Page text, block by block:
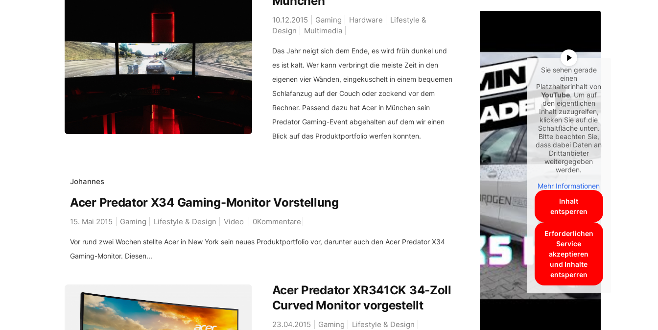
10.12.2015 Gaming Hardware
Lifestyle &
Design
Multimedia
Das Jahr neigt sich dem Ende, es wird früh dunkel und
es ist kalt. Wer kann verbringt die meiste Zeit in den
eigenen vier Wänden, eingekuschelt in einem bequemen
Schlafanzug auf der Couch oder zockend vor dem
Rechner. Passend dazu hat Acer in München sein
Predator Gaming-Event abgehalten auf dem wir einen
Blick auf das Produktportfolio werfen konnten.
Johannes
Acer Predator X34 Gaming-Monitor Vorstellung
15. Mai 2015 Gaming Lifestyle & Design Video 0Kommentare
Vor rund zwei Wochen stellte Acer in New York sein neues Produktportfolio vor, darunter auch den Acer Predator X34
Gaming-Monitor. Diesen...
Acer Predator XR341CK 34-Zoll
Curved Monitor vorgestellt
23.04.2015 Gaming
Lifestyle & Design
Sie sehen gerade
einen
Platzhalterinhalt von
YouTube. Um auf
den eigentlichen
Inhalt zuzugreifen,
klicken Sie auf die
Schaltfläche unten.
Bitte beachten Sie,
dass dabei Daten an
Drittanbieter
weitergegeben
werden.
Mehr Informationen
Inhalt
entsperren
Erforderlichen
Service
akzeptieren
und Inhalte
entsperren